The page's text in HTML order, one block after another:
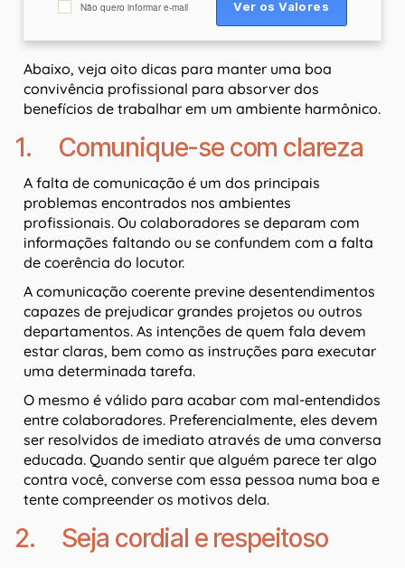
Não quero informar e-mail
Abaixo, veja oito dicas para manter uma boa
convivência profissional para absorver dos
benefícios de trabalhar em um ambiente harmônico.
1. Comunique-se com clareza
A falta de comunicação é um dos principais
problemas encontrados nos ambientes
profissionais. Ou colaboradores se deparam com
informações faltando ou se confundem com a falta
de coerência do locutor.
A comunicação coerente previne desentendimentos
capazes de prejudicar grandes projetos ou outros
departamentos. As intenções de quem fala devem
estar claras, bem como as instruções para executar
uma determinada tarefa.
O mesmo é válido para acabar com mal-entendidos
entre colaboradores. Preferencialmente, eles devem
ser resolvidos de imediato através de uma conversa
educada. Quando sentir que alguém parece ter algo
contra você, converse com essa pessoa numa boa e
tente compreender os motivos dela.
2. Seja cordial e respeitoso